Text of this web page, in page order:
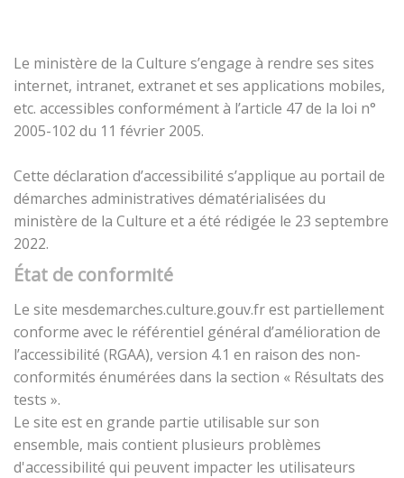
Le ministère de la Culture s’engage à rendre ses sites
internet, intranet, extranet et ses applications mobiles,
etc. accessibles conformément à l’article 47 de la loi n°
2005-102 du 11 février 2005.
Cette déclaration d’accessibilité s’applique au portail de
démarches administratives dématérialisées du
ministère de la Culture et a été rédigée le 23 septembre
2022.
État de conformité
Le site mesdemarches.culture.gouv.fr est partiellement
conforme avec le référentiel général d’amélioration de
l’accessibilité (RGAA), version 4.1 en raison des non-
conformités énumérées dans la section « Résultats des
tests ».
Le site est en grande partie utilisable sur son
ensemble, mais contient plusieurs problèmes
d'accessibilité qui peuvent impacter les utilisateurs